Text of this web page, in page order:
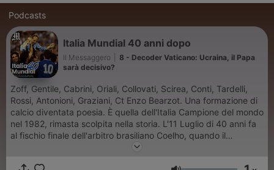
Podcasts
Italia Mundial 40 anni dopo
Il Messaggero
8 - Decoder Vaticano: Ucraina, il Papa
sarà decisivo?
Zoff, Gentile, Cabrini, Oriali, Collovati, Scirea, Conti, Tardelli,
Rossi, Antonioni, Graziani, Ct Enzo Bearzot. Una formazione di
calcio diventata poesia. È quella dell'Italia Campione del mondo
nel 1982, rimasta scolpita nella storia. L'11 Luglio di 40 anni fa
al fischio finale dell'arbitro brasiliano Coelho, quando il
Presidente Pertini dalla tribuna del Santiago Bernabeu infranse